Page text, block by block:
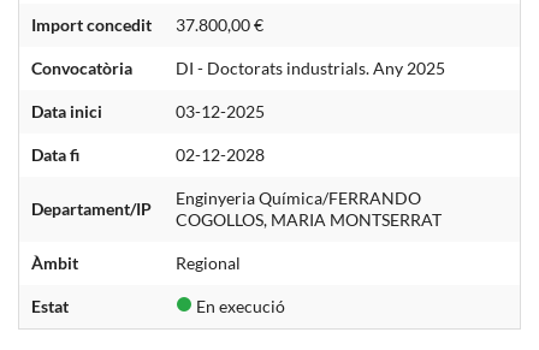
Import concedit 37.800,00 €
Convocatòria DI - Doctorats industrials. Any 2025
Data inici 03-12-2025
Data fi 02-12-2028
Departament/IP
Enginyeria Química/FERRANDO
COGOLLOS, MARIA MONTSERRAT
Àmbit Regional
Estat En execució